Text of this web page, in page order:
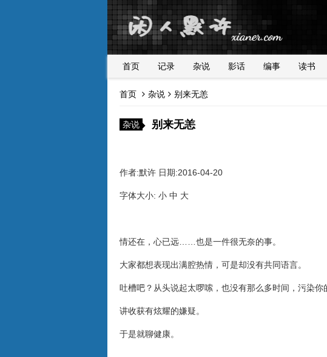
首页 记录 杂说 影话 编事 读书
首页 杂说 别来无恙
杂说 别来无恙
作者:默许 日期:2016-04-20
字体大小: 小 中 大
情还在，心已远……也是一件很无奈的事。
大家都想表现出满腔热情，可是却没有共同语言。
吐槽吧？从头说起太啰嗦，也没有那么多时间，污染你
讲收获有炫耀的嫌疑。
于是就聊健康。